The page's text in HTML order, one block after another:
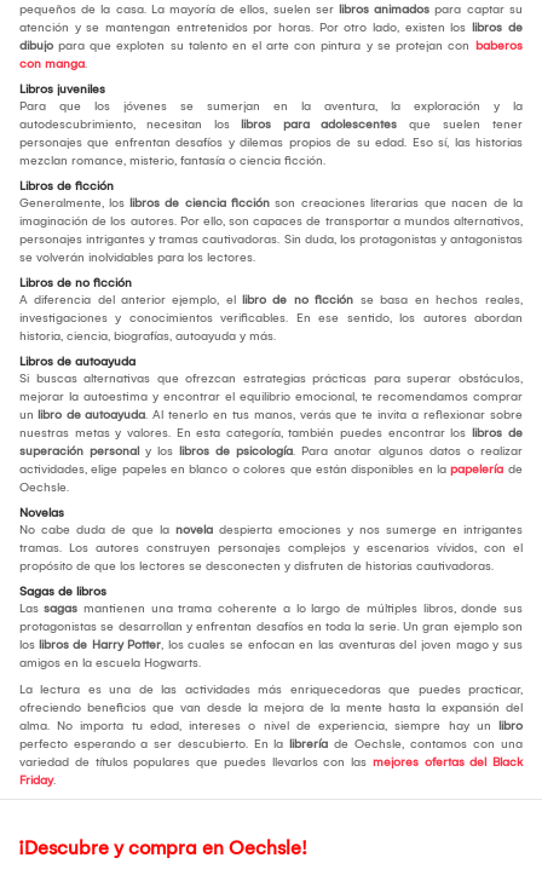
pequeños de la casa. La mayoría de ellos, suelen ser libros animados para captar su
atención y se mantengan entretenidos por horas. Por otro lado, existen los libros de
dibujo para que exploten su talento en el arte con pintura y se protejan con baberos
con manga.
Libros juveniles
Para que los jóvenes se sumerjan en la aventura, la exploración y la
autodescubrimiento, necesitan los libros para adolescentes que suelen tener
personajes que enfrentan desafíos y dilemas propios de su edad. Eso sí, las historias
mezclan romance, misterio, fantasía o ciencia ficción.
Libros de ficción
Generalmente, los libros de ciencia ficción son creaciones literarias que nacen de la
imaginación de los autores. Por ello, son capaces de transportar a mundos alternativos,
personajes intrigantes y tramas cautivadoras. Sin duda, los protagonistas y antagonistas
se volverán inolvidables para los lectores.
Libros de no ficción
A diferencia del anterior ejemplo, el libro de no ficción se basa en hechos reales,
investigaciones y conocimientos verificables. En ese sentido, los autores abordan
historia, ciencia, biografías, autoayuda y más.
Libros de autoayuda
Si buscas alternativas que ofrezcan estrategias prácticas para superar obstáculos,
mejorar la autoestima y encontrar el equilibrio emocional, te recomendamos comprar
un libro de autoayuda. Al tenerlo en tus manos, verás que te invita a reflexionar sobre
nuestras metas y valores. En esta categoría, también puedes encontrar los libros de
superación personal y los libros de psicología. Para anotar algunos datos o realizar
actividades, elige papeles en blanco o colores que están disponibles en la papelería de
Oechsle.
Novelas
No cabe duda de que la novela despierta emociones y nos sumerge en intrigantes
tramas. Los autores construyen personajes complejos y escenarios vívidos, con el
propósito de que los lectores se desconecten y disfruten de historias cautivadoras.
Sagas de libros
Las sagas mantienen una trama coherente a lo largo de múltiples libros, donde sus
protagonistas se desarrollan y enfrentan desafíos en toda la serie. Un gran ejemplo son
los libros de Harry Potter, los cuales se enfocan en las aventuras del joven mago y sus
amigos en la escuela Hogwarts.
La lectura es una de las actividades más enriquecedoras que puedes practicar,
ofreciendo beneficios que van desde la mejora de la mente hasta la expansión del
alma. No importa tu edad, intereses o nivel de experiencia, siempre hay un libro
perfecto esperando a ser descubierto. En la librería de Oechsle, contamos con una
variedad de títulos populares que puedes llevarlos con las mejores ofertas del Black
Friday.
¡Descubre y compra en Oechsle!